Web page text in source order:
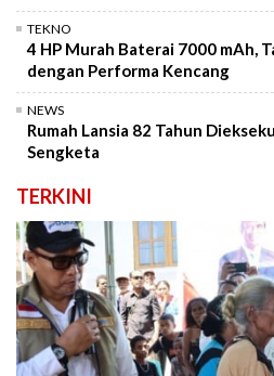
TEKNO
4 HP Murah Baterai 7000 mAh,
dengan Performa Kencang
NEWS
Rumah Lansia 82 Tahun
Sengketa
TERKINI